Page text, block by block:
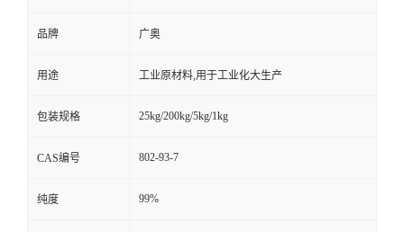
品牌 广奥
用途 工业原材料,用于工业化大生产
包装规格 25kg/200kg/5kg/1kg
CAS编号 802-93-7
纯度 99%